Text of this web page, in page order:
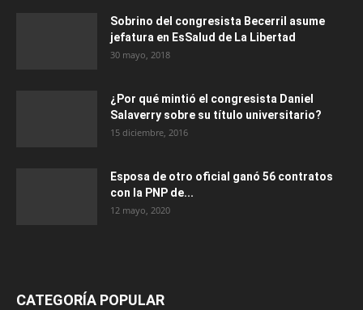
Sobrino del congresista Becerril asume
jefatura en EsSalud de La Libertad
30 mayo, 2018
¿Por qué mintió el congresista Daniel
Salaverry sobre su título universitario?
15 diciembre, 2016
Esposa de otro oficial ganó 56 contratos
con la PNP de...
12 mayo, 2020
CATEGORÍA POPULAR